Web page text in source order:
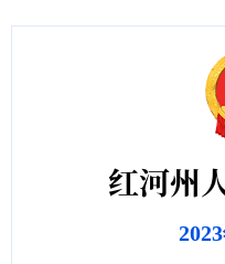
红河州